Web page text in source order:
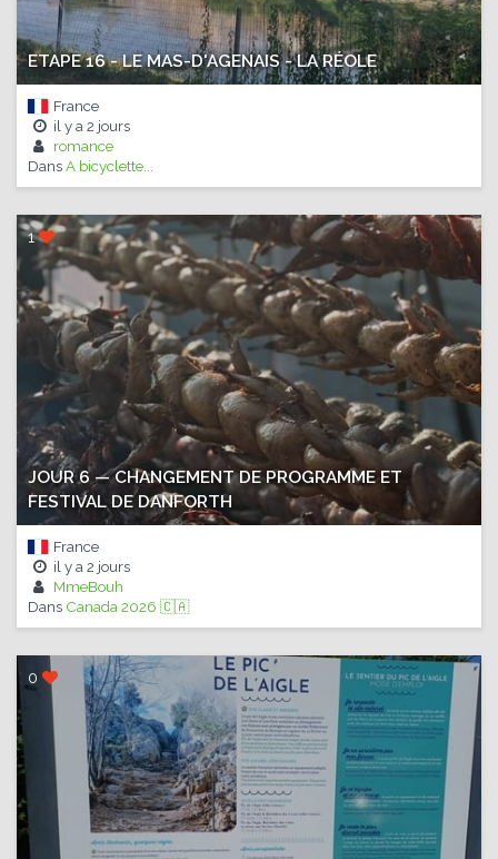
ETAPE 16 - LE MAS-D'AGENAIS - LA RÉOLE
France
il y a 2 jours
romance
DansA bicyclette...
1
JOUR 6 — CHANGEMENT DE PROGRAMME ET
FESTIVAL DE DANFORTH
France
il y a 2 jours
MmeBouh
Dans Canada 2026 🇨🇦
0